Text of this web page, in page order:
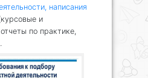
написания
и
по практике,